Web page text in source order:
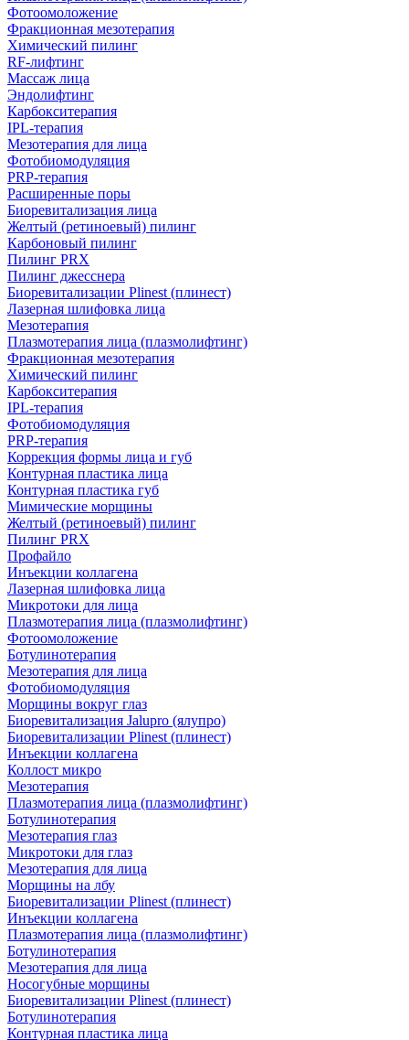
Фотоомоложение
Фракционная мезотерапия
Химический пилинг
RF-лифтинг
Массаж лица
Эндолифтинг
Карбокситерапия
IPL‑терапия
Мезотерапия для лица
Фотобиомодуляция
PRP-терапия
Расширенные поры
Биоревитализация лица
Желтый (ретиноевый) пилинг
Карбоновый пилинг
Пилинг PRX
Пилинг джесснера
Биоревитализации Plinest (плинест)
Лазерная шлифовка лица
Мезотерапия
Плазмотерапия лица (плазмолифтинг)
Фракционная мезотерапия
Химический пилинг
Карбокситерапия
IPL‑терапия
Фотобиомодуляция
PRP-терапия
Коррекция формы лица и губ
Контурная пластика лица
Контурная пластика губ
Мимические морщины
Желтый (ретиноевый) пилинг
Пилинг PRX
Профайло
Инъекции коллагена
Лазерная шлифовка лица
Микротоки для лица
Плазмотерапия лица (плазмолифтинг)
Фотоомоложение
Ботулинотерапия
Мезотерапия для лица
Фотобиомодуляция
Морщины вокруг глаз
Биоревитализация Jalupro (ялупро)
Биоревитализации Plinest (плинест)
Инъекции коллагена
Коллост микро
Мезотерапия
Плазмотерапия лица (плазмолифтинг)
Ботулинотерапия
Мезотерапия глаз
Микротоки для глаз
Мезотерапия для лица
Морщины на лбу
Биоревитализации Plinest (плинест)
Инъекции коллагена
Плазмотерапия лица (плазмолифтинг)
Ботулинотерапия
Мезотерапия для лица
Носогубные морщины
Биоревитализации Plinest (плинест)
Ботулинотерапия
Контурная пластика лица